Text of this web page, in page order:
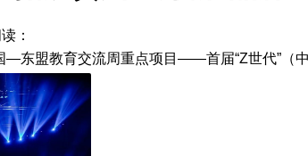
：
—东盟教育交流周重点项目——首届“Z世代”（